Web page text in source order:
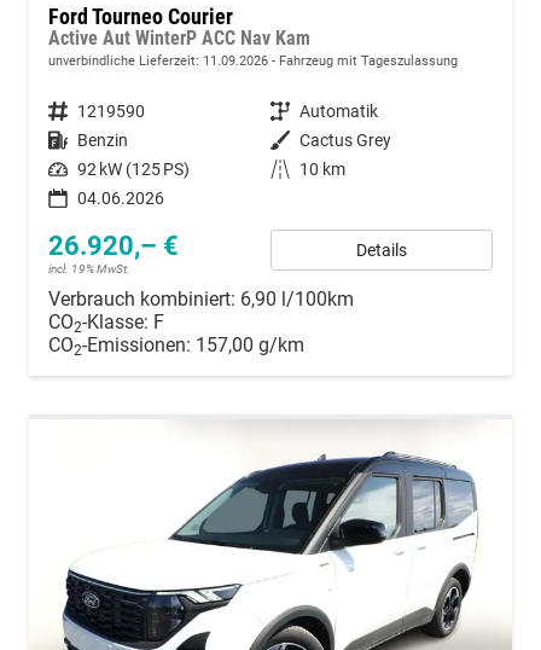
Ford Tourneo Courier
Active Aut WinterP ACC Nav Kam
unverbindliche Lieferzeit: 11.09.2026 Fahrzeug mit Tageszulassung
Fahrzeugnummer 1219590 Getriebe Automatik
Kraftstoff Benzin Außenfarbe Cactus Grey
Leistung 92 kW (125 PS) Kilometerstand
10 km
04.06.2026
26.920,– €
incl. 19% MwSt.
Details
Verbrauch kombiniert: 6,90 l/100km
CO2-Klasse: F
CO2-Emissionen: 157,00 g/km